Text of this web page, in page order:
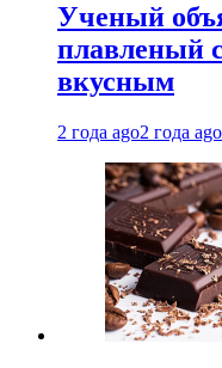
Ученый
плавленый
вкусным
2 года ago2 года ago